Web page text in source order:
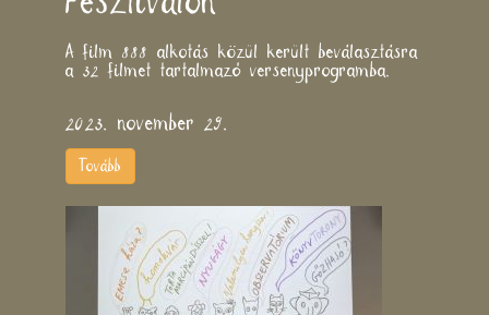
A film 888 alkotás közül került beválasztásra
a 32 filmet tartalmazó versenyprogramba.
2023. november 29.
Tovább